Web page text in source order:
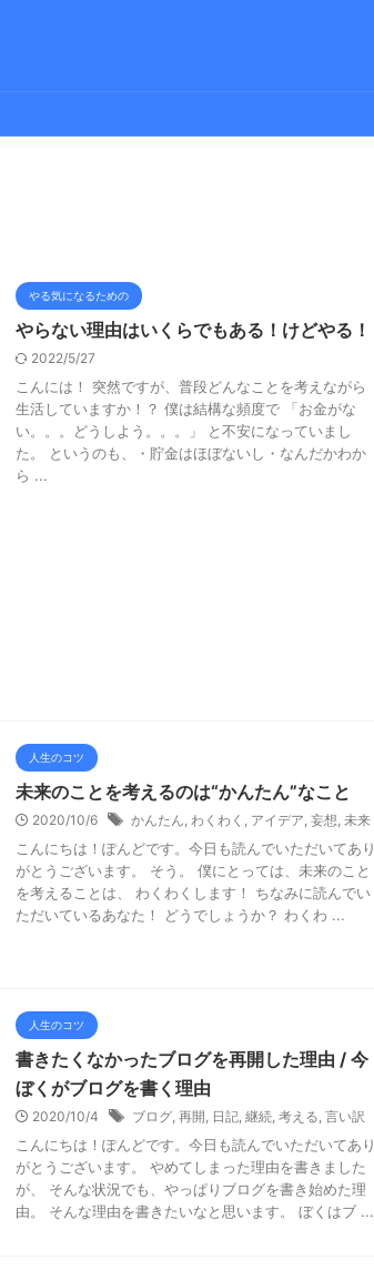
やる気になるための
やらない理由はいくらでもある！けどやる！
2022/5/27
こんには！ 突然ですが、普段どんなことを考えながら
生活していますか！？ 僕は結構な頻度で 「お金がな
い。。。どうしよう。。。」 と不安になっていまし
た。 というのも、・貯金はほぼないし・なんだかわか
ら ...
人生のコツ
未来のことを考えるのは“かんたん”なこと
2020/10/6 かんたん, わくわく , アイデア, 妄想, 未来
こんにちは！ぽんどです。今日も読んでいただいてあり
がとうございます。 そう。 僕にとっては、未来のこと
を考えることは、 わくわくします！ ちなみに読んでい
ただいているあなた！ どうでしょうか？ わくわ ...
人生のコツ
書きたくなかったブログを再開した理由 / 今
ぼくがブログを書く理由
2020/10/4 ブログ, 再開, 日記, 継続, 考える, 言い訳
こんにちは！ぽんどです。今日も読んでいただいてあり
がとうございます。 やめてしまった理由を書きました
が、 そんな状況でも、やっぱりブログを書き始めた理
由。 そんな理由を書きたいなと思います。 ぼくはブ ...